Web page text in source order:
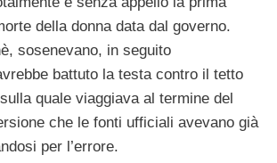
della donna data dal governo.
sosenevano, in seguito
battuto la testa contro il tetto
quale viaggiava al termine del
che le fonti ufficiali avevano già
per l’errore.